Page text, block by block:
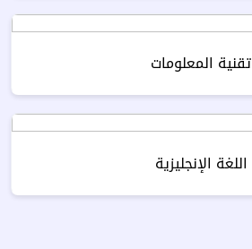
تقنية المعلومات
اللغة الإنجليزية